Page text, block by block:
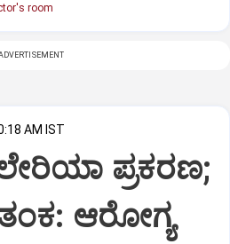
room
AM IST
ಪ್ರಕರಣ;
ಆರೋಗ್ಯ